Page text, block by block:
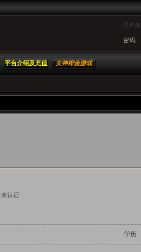
用户名
密码
平台介绍及充值
方法
女神榨金游戏
未认证
学历